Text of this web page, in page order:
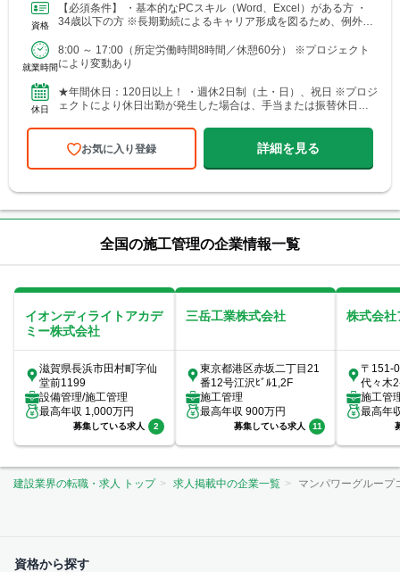
資格
【必須条件】 ・基本的なPCスキル（Word、Excel）がある方 ・
34歳以下の方 ※長期勤続によるキャリア形成を図るため、例外事
就業時間
8:00 ～ 17:00（所定労働時間8時間／休憩60分） ※プロジェクト
により変動あり
休日
★年間休日：120日以上！ ・週休2日制（土・日）、祝日 ※プロジ
ェクトにより休日出勤が発生した場合は、手当または振替休日を
お気に入り登録 詳細を見る
全国の施工管理の企業情報一覧
イオンディライトアカデ
ミー株式会社
滋賀県長浜市田村町字仙
堂前1199
設備管理/施工管理
最高年収 1,000万円
募集している求人 2
三岳工業株式会社
東京都港区赤坂二丁目21
番12号江沢ﾋﾞﾙ1,2F
施工管理
最高年収 900万円
募集している求人 11
株式会社
〒151-
代々木
ートメ
施工管
最高年
建設業界の転職・求人 トップ 求人掲載中の企業一覧 マンパワーグループ
資格から探す